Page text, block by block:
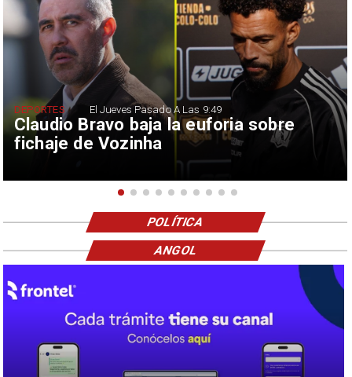
Claudio Bravo baja la euforia sobre
fichaje de Vozinha
DEPORTES El Jueves Pasado A Las 9:49
POLÍTICA
ANGOL